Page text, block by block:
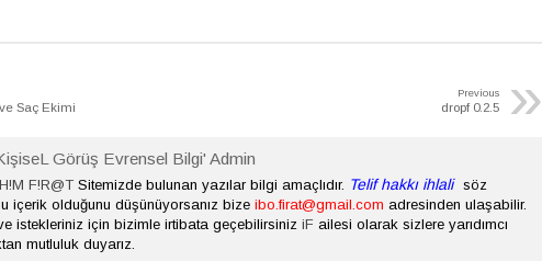
Saç Ekimi »
Previous
dropf 0.2.5
Görüş Evrensel Bilgi' Admin
F!R@TSitemizde bulunan yazılar bilgi amaçlıdır. Telif hakkı ihlali
söz
içerik olduğunu düşünüyorsanız bize ibo.firat@gmail.com adresinden ulaşabilir.
istekleriniz için bizimle irtibata geçebilirsiniz iF ailesi olarak sizlere yarıdımcı
mutluluk duyarız.